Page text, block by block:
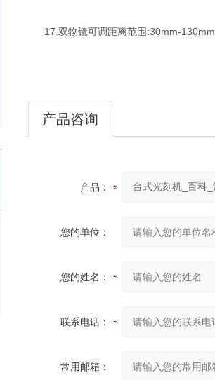
17.双物镜可调距离范围:30mm-130mm
产品咨询
产品：
您的单位：
您的姓名：
联系电话：
常用邮箱：